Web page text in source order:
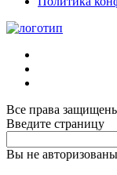
Все права
Введите страницу
Вы не авторизованы